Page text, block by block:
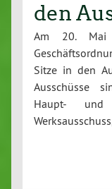
den
Am 20. Mai
Sitze in den
Ausschüsse
Haupt- und